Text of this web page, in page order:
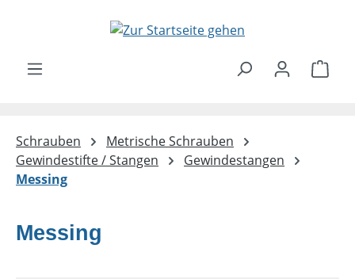
Zum Hauptinhalt springen
Schrauben
Metrische Schrauben
Gewindestifte / Stangen
Gewindestangen
Messing
Messing